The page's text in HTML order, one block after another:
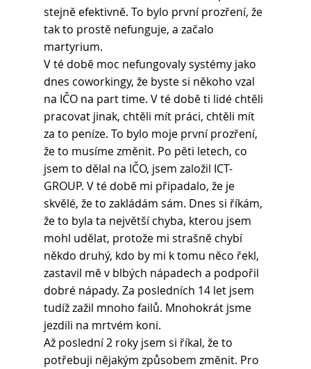
stejně efektivně. To bylo první prozření, že
tak to prostě nefunguje, a začalo
martyrium.
V té době moc nefungovaly systémy jako
dnes coworkingy, že byste si někoho vzal
na IČO na part time. V té době ti lidé chtěli
pracovat jinak, chtěli mít práci, chtěli mít
za to peníze. To bylo moje první prozření,
že to musíme změnit. Po pěti letech, co
jsem to dělal na IČO, jsem založil ICT-
GROUP. V té době mi připadalo, že je
skvělé, že to zakládám sám. Dnes si říkám,
že to byla ta největší chyba, kterou jsem
mohl udělat, protože mi strašně chybí
někdo druhý, kdo by mi k tomu něco řekl,
zastavil mě v blbých nápadech a podpořil
dobré nápady. Za posledních 14 let jsem
tudíž zažil mnoho failů. Mnohokrát jsme
jezdili na mrtvém koni.
Až poslední 2 roky jsem si říkal, že to
potřebuji nějakým způsobem změnit. Pro